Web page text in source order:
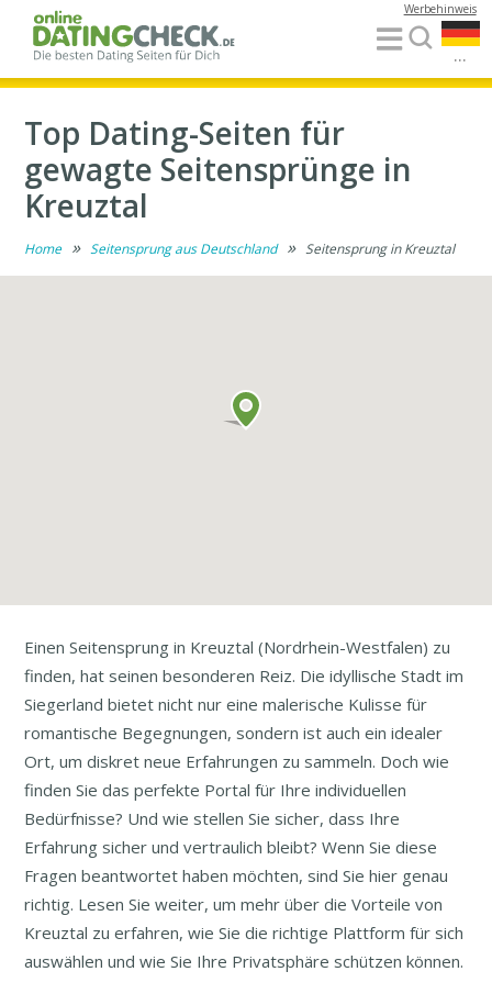
...
Werbehinweis
Top Dating-Seiten für
gewagte Seitensprünge in
Kreuztal
Home » Seitensprung aus Deutschland » Seitensprung in Kreuztal
Einen Seitensprung in Kreuztal (Nordrhein-Westfalen) zu
finden, hat seinen besonderen Reiz. Die idyllische Stadt im
Siegerland bietet nicht nur eine malerische Kulisse für
romantische Begegnungen, sondern ist auch ein idealer
Ort, um diskret neue Erfahrungen zu sammeln. Doch wie
finden Sie das perfekte Portal für Ihre individuellen
Bedürfnisse? Und wie stellen Sie sicher, dass Ihre
Erfahrung sicher und vertraulich bleibt? Wenn Sie diese
Fragen beantwortet haben möchten, sind Sie hier genau
richtig. Lesen Sie weiter, um mehr über die Vorteile von
Kreuztal zu erfahren, wie Sie die richtige Plattform für sich
auswählen und wie Sie Ihre Privatsphäre schützen können.